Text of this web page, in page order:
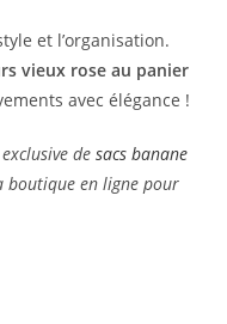
et l’organisation.
vieux rose au panier
avec élégance !
desacs banane
boutique en ligne pour